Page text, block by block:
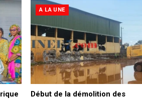
A LA UNE
Début de la démolition des